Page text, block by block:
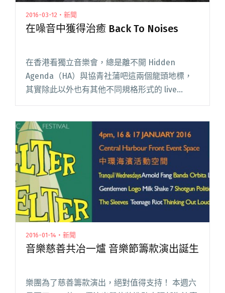
2016-03-12・新聞
在噪音中獲得治癒 Back To Noises
在香港看獨立音樂會，總是離不開 Hidden
Agenda（HA）與協青社蒲吧這兩個龍頭地標，
其實除此以外也有其他不同規格形式的 live
house／展演空間，像位於中環的藝穗會 Fringe
"在噪音中獲得治癒 Back To Noises"
2016-01-14・新聞
音樂慈善共冶一爐 音樂節籌款演出誕生
樂團為了慈善籌款演出，絕對值得支持！ 本週六